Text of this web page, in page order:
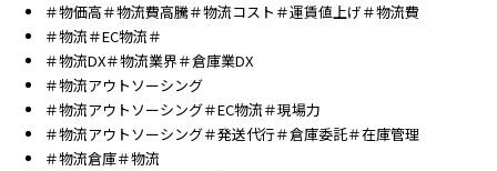
＃物価高＃物流費高騰＃物流コスト＃運賃値上げ＃物流費
＃物流＃EC物流＃
＃物流DX＃物流業界＃倉庫業DX
＃物流アウトソーシング
＃物流アウトソーシング＃EC物流＃現場力
＃物流アウトソーシング＃発送代行＃倉庫委託＃在庫管理
＃物流倉庫＃物流